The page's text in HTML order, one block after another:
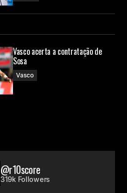
Vasco acerta a contratação de
Sosa
Vasco
@r10score
319k Followers